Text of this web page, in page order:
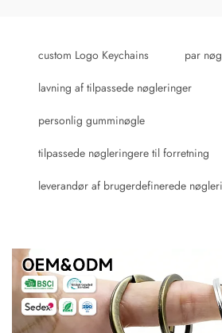
custom Logo Keychains par
lavning af tilpassede nøgleringer
personlig gumminøgle
tilpassede nøgleringere til forretning
leverandør af brugerdefinerede